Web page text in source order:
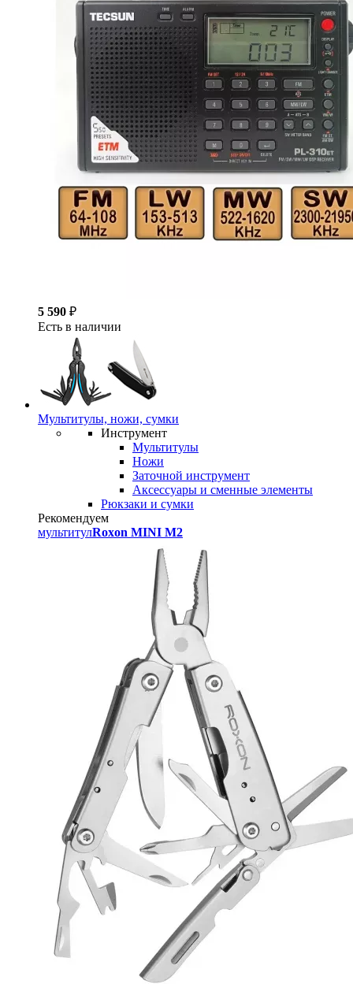
5 590 ₽
Есть в наличии
Мультитулы, ножи, сумки
Инструмент
Мультитулы
Ножи
Заточной инструмент
Аксессуары и сменные элементы
Рюкзаки и сумки
Рекомендуем
мультитулRoxon MINI M2